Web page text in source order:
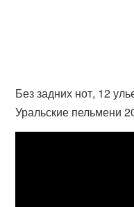
Без задних нот, 12
Уральские пельмени